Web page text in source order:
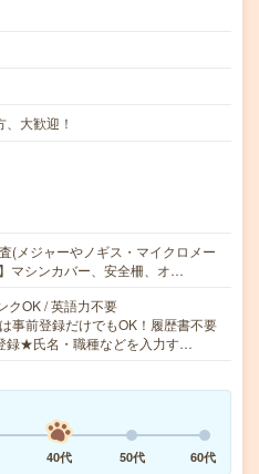
大歓迎！
(メジャーやノギス・マイクロメー
マシンカバー、安全柵、オ…
クOK / 英語力不要
事前登録だけでもOK！履歴書不要
録★氏名・職種などを入力す…
40代 50代 60代